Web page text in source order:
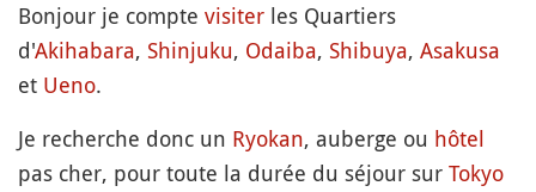
Bonjour je compte visiter les Quartiers
d'Akihabara, Shinjuku, Odaiba, Shibuya, Asakusa
et Ueno.
Je recherche donc un Ryokan, auberge ou hôtel
pas cher, pour toute la durée du séjour sur Tokyo